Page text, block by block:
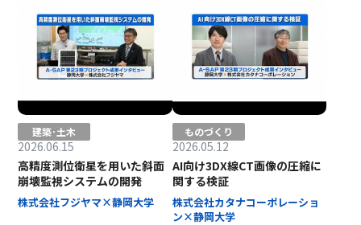
建築･土木
2026.06.15
高精度測位衛星を用いた斜面
崩壊監視システムの開発
株式会社フジヤマ×静岡大学
ものづくり
2026.05.12
AI向け3DX線CT画像の圧縮に
関する検証
株式会社カタナコーポレーショ
ン×静岡大学